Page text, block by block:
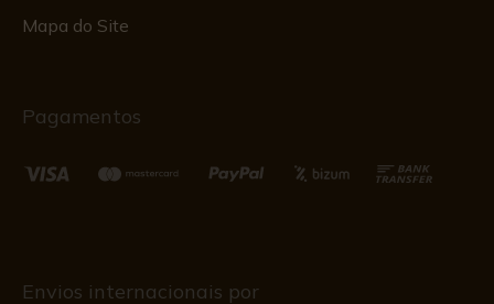
Mapa do Site
Pagamentos
Envios internacionais por